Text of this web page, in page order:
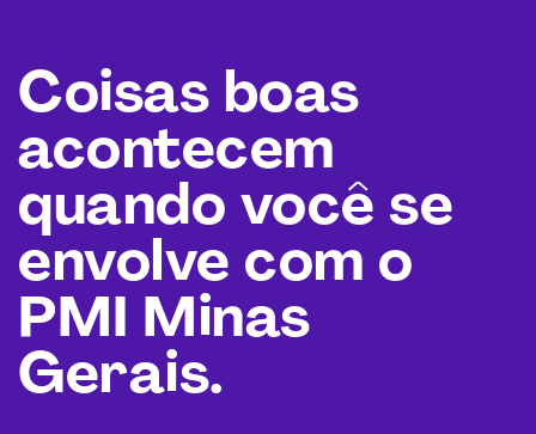
Coisas boas
acontecem
quando você se
envolve com o
PMI Minas
Gerais.